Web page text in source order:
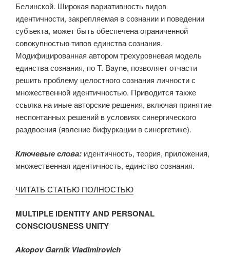
Белинской. Широкая вариативность видов
идентичности, закрепляемая в сознании и поведении
субъекта, может быть обеспечена ограниченной
совокупностью типов единства сознания.
Модифицированная автором трехуровневая модель
единства сознания, по T. Bayne, позволяет отчасти
решить проблему целостного сознания личности с
множественной идентичностью. Приводится также
ссылка на иные авторские решения, включая принятие
неспонтанных решений в условиях синергического
раздвоения (явление бифуркации в синергетике).
Ключевые слова: идентичность, теория, приложения,
множественная идентичность, единство сознания.
ЧИТАТЬ СТАТЬЮ ПОЛНОСТЬЮ
MULTIPLE IDENTITY AND PERSONAL
CONSCIOUSNESS UNITY
Akopov Garnik Vladimirovich